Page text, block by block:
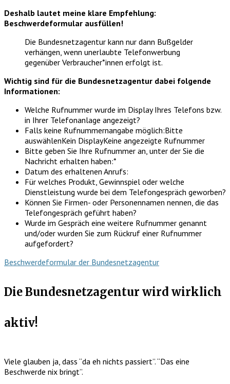
Deshalb lautet meine klare Empfehlung:
Beschwerdeformular ausfüllen!
Die Bundesnetzagentur kann nur dann Bußgelder
verhängen, wenn unerlaubte Telefonwerbung
gegenüber Verbraucher*innen erfolgt ist.
Wichtig sind für die Bundesnetzagentur dabei folgende
Informationen:
Welche Rufnummer wurde im Display Ihres Telefons bzw.
in Ihrer Telefonanlage angezeigt?
Falls keine Rufnummernangabe möglich:Bitte
auswählenKein DisplayKeine angezeigte Rufnummer
Bitte geben Sie Ihre Rufnummer an, unter der Sie die
Nachricht erhalten haben:*
Datum des erhaltenen Anrufs:
Für welches Produkt, Gewinnspiel oder welche
Dienstleistung wurde bei dem Telefongespräch geworben?
Können Sie Firmen- oder Personennamen nennen, die das
Telefongespräch geführt haben?
Wurde im Gespräch eine weitere Rufnummer genannt
und/oder wurden Sie zum Rückruf einer Rufnummer
aufgefordert?
Beschwerdeformular der Bundesnetzagentur
Die Bundesnetzagentur wird wirklich
aktiv!
Viele glauben ja, dass “da eh nichts passiert”. “Das eine
Beschwerde nix bringt”.